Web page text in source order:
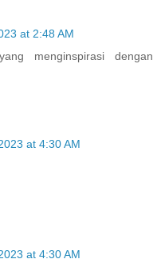
at 2:48 AM
menginspirasi dengan
at 4:30 AM
at 4:30 AM